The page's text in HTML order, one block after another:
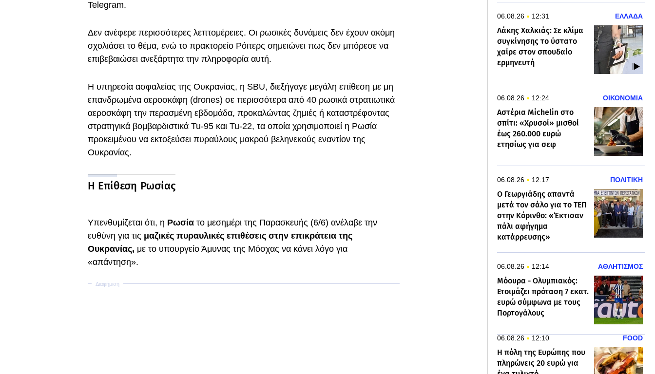
Telegram.
Δεν ανέφερε περισσότερες λεπτομέρειες. Οι ρωσικές δυνάμεις δεν έχουν ακόμη
σχολιάσει το θέμα, ενώ το πρακτορείο Ρόιτερς σημειώνει πως δεν μπόρεσε να
επιβεβαιώσει ανεξάρτητα την πληροφορία αυτή.
Η υπηρεσία ασφαλείας της Ουκρανίας, η SBU, διεξήγαγε μεγάλη επίθεση με μη
επανδρωμένα αεροσκάφη (drones) σε περισσότερα από 40 ρωσικά στρατιωτικά
αεροσκάφη την περασμένη εβδομάδα, προκαλώντας ζημιές ή καταστρέφοντας
στρατηγικά βομβαρδιστικά Tu-95 και Tu-22, τα οποία χρησιμοποιεί η Ρωσία
προκειμένου να εκτοξεύσει πυραύλους μακρού βεληνεκούς εναντίον της
Ουκρανίας.
Η Επίθεση Ρωσίας
Υπενθυμίζεται ότι, η Ρωσία το μεσημέρι της Παρασκευής (6/6) ανέλαβε την
ευθύνη για τις μαζικές πυραυλικές επιθέσεις στην επικράτεια της
Ουκρανίας, με το υπουργείο Άμυνας της Μόσχας να κάνει λόγο για
«απάντηση».
06.08.26 12:31 ΕΛΛΑΔΑ
Λάκης Χαλκιάς: Σε κλίμα
συγκίνησης το ύστατο
χαίρε στον σπουδαίο
ερμηνευτή
06.08.26 12:24 ΟΙΚΟΝΟΜΙΑ
Αστέρια Michelin στο
σπίτι: «Χρυσοί» μισθοί
έως 260.000 ευρώ
ετησίως για σεφ
06.08.26 12:17 ΠΟΛΙΤΙΚΗ
Ο Γεωργιάδης απαντά
μετά τον σάλο για το ΤΕΠ
στην Κόρινθο: «Έκτισαν
πάλι αφήγημα
κατάρρευσης»
06.08.26 12:14 ΑΘΛΗΤΙΣΜΟΣ
Μόουρα - Ολυμπιακός:
Ετοιμάζει πρόταση 7 εκατ.
ευρώ σύμφωνα με τους
Πορτογάλους
06.08.26 12:10 FOOD
Η πόλη της Ευρώπης που
πληρώνεις 20 ευρώ για